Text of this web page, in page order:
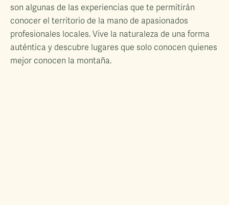
son algunas de las experiencias que te permitirán
conocer el territorio de la mano de apasionados
profesionales locales. Vive la naturaleza de una forma
auténtica y descubre lugares que solo conocen quienes
mejor conocen la montaña.